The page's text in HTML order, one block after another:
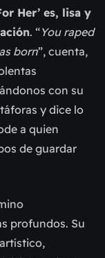
Her’ es, lisa y
. “You raped
born”, cuenta,
con su
y dice lo
a quien
de guardar
profundos. Su